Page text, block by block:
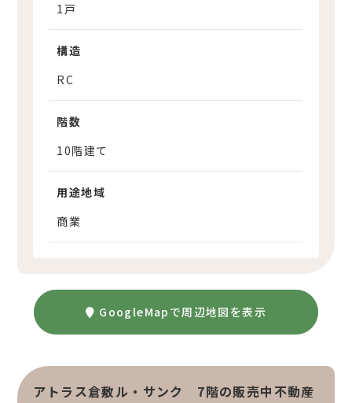
1戸
構造
RC
階数
10階建て
用途地域
商業
GoogleMapで周辺地図を表示
アトラス倉敷ル・サンク 7階の販売中不動産